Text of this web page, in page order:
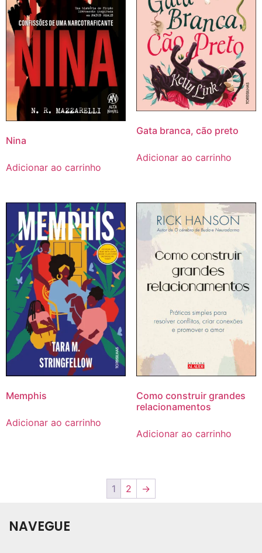
Nina
Adicionar ao carrinho
Gata branca, cão preto
Adicionar ao carrinho
Memphis
Adicionar ao carrinho
Como construir grandes
relacionamentos
Adicionar ao carrinho
1 2 →
NAVEGUE